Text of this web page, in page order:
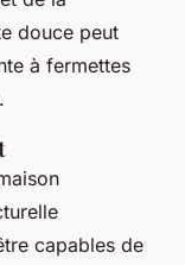
douce peut
à fermettes
capables de